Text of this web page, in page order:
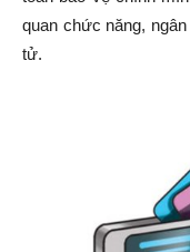
quan chức năng,
tử.